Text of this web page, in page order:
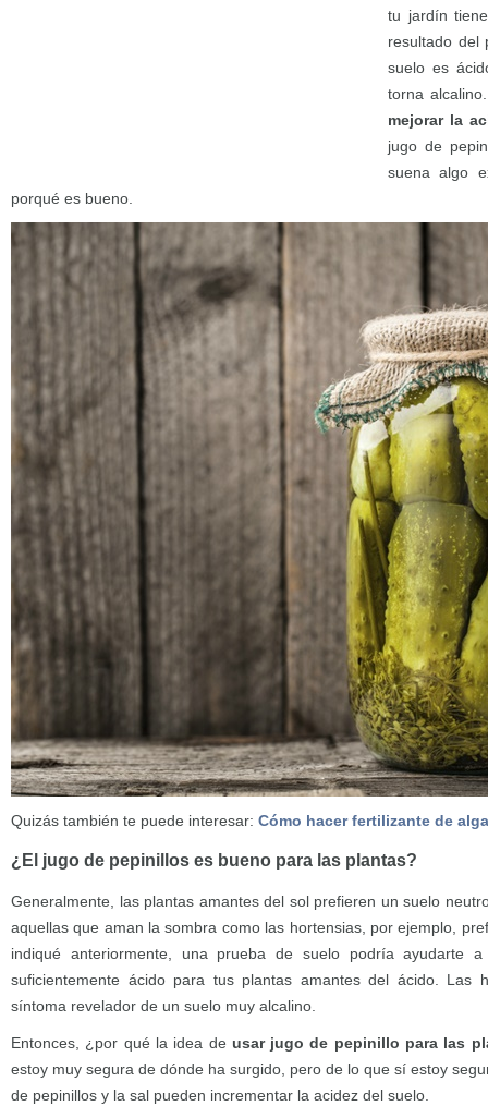
tu jardín
resultado del
suelo es
torna
mejorar la
jugo de
suena algo
porqué es bueno.
Quizás también te puede interesar: Cómo hacer fertilizante de
¿El jugo de pepinillos es bueno para las plantas?
Generalmente, las plantas amantes del sol prefieren un suelo
aquellas que aman la sombra como las hortensias, por ejemplo,
indiqué anteriormente, una prueba de suelo podría ayudarte
suficientemente ácido para tus plantas amantes del ácido. Las
síntoma revelador de un suelo muy alcalino.
Entonces, ¿por qué la idea de usar jugo de pepinillo para las
estoy muy segura de dónde ha surgido, pero de lo que sí estoy
de pepinillos y la sal pueden incrementar la acidez del suelo.